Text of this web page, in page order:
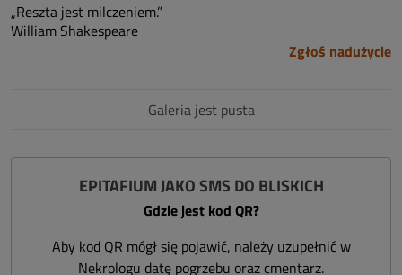
„Reszta jest milczeniem.”
William Shakespeare
Zgłoś nadużycie
Galeria jest pusta
EPITAFIUM JAKO SMS DO BLISKICH
Gdzie jest kod QR?
Aby kod QR mógł się pojawić, należy uzupełnić w
Nekrologu datę pogrzebu oraz cmentarz.